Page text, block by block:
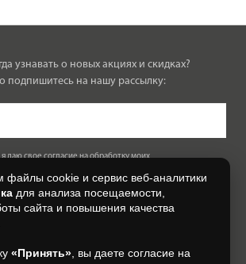
узнавать о новых акциях и скидках?
подпишитесь на нашу рассылку:
даю свое согласие на обработку моих
персональных данных.
файлы cookie и сервис веб-аналитики
для анализа посещаемости,
сайта и повышения качества
«Принять» , вы даете согласие на